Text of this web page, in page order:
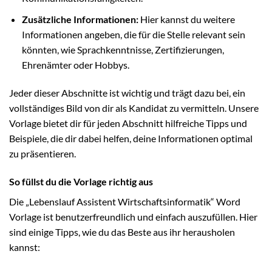
Zusätzliche Informationen:Hier kannst du weitere
Informationen angeben, die für die Stelle relevant sein
könnten, wie Sprachkenntnisse, Zertifizierungen,
Ehrenämter oder Hobbys.
Jeder dieser Abschnitte ist wichtig und trägt dazu bei, ein
vollständiges Bild von dir als Kandidat zu vermitteln. Unsere
Vorlage bietet dir für jeden Abschnitt hilfreiche Tipps und
Beispiele, die dir dabei helfen, deine Informationen optimal
zu präsentieren.
So füllst du die Vorlage richtig aus
Die „Lebenslauf Assistent Wirtschaftsinformatik“ Word
Vorlage ist benutzerfreundlich und einfach auszufüllen. Hier
sind einige Tipps, wie du das Beste aus ihr herausholen
kannst: